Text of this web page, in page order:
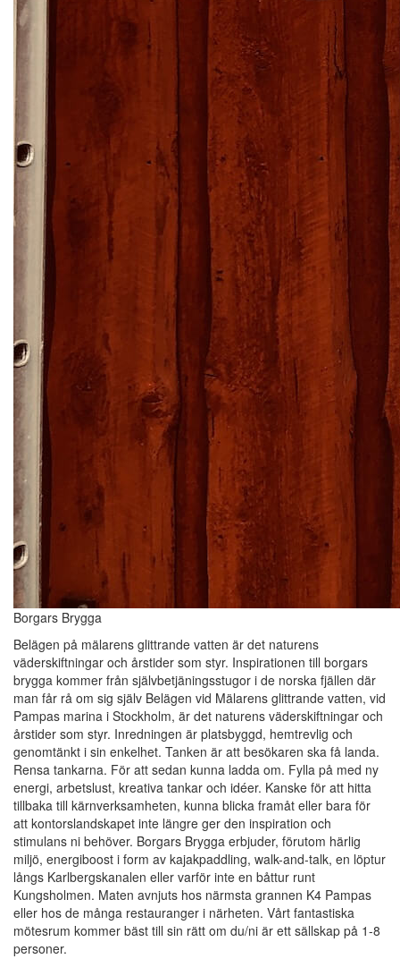
Borgars Brygga
Belägen på mälarens glittrande vatten är det naturens
väderskiftningar och årstider som styr. Inspirationen till borgars
brygga kommer från självbetjäningsstugor i de norska fjällen där
man får rå om sig själv Belägen vid Mälarens glittrande vatten, vid
Pampas marina i Stockholm, är det naturens väderskiftningar och
årstider som styr. Inredningen är platsbyggd, hemtrevlig och
genomtänkt i sin enkelhet. Tanken är att besökaren ska få landa.
Rensa tankarna. För att sedan kunna ladda om. Fylla på med ny
energi, arbetslust, kreativa tankar och idéer. Kanske för att hitta
tillbaka till kärnverksamheten, kunna blicka framåt eller bara för
att kontorslandskapet inte längre ger den inspiration och
stimulans ni behöver. Borgars Brygga erbjuder, förutom härlig
miljö, energiboost i form av kajakpaddling, walk-and-talk, en löptur
långs Karlbergskanalen eller varför inte en båttur runt
Kungsholmen. Maten avnjuts hos närmsta grannen K4 Pampas
eller hos de många restauranger i närheten. Vårt fantastiska
mötesrum kommer bäst till sin rätt om du/ni är ett sällskap på 1-8
personer.